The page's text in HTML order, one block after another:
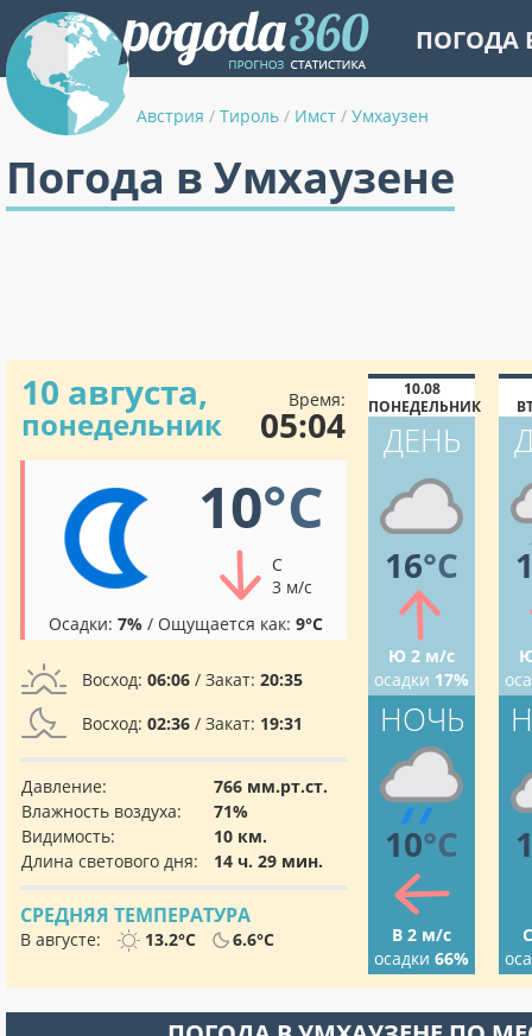
ПОГОДА
Австрия / Тироль / Имст / Умхаузен
Погода в Умхаузене
10 августа,
понедельник
Время:
05:04
10°C
С
3 м/с
Осадки: 7% / Ощущается как: 9°C
Восход: 06:06 / Закат: 20:35
Восход: 02:36 / Закат: 19:31
Давление:
766 мм.рт.ст.
Влажность воздуха:
71%
Видимость:
10 км.
Длина светового дня:
14 ч. 29 мин.
СРЕДНЯЯ ТЕМПЕРАТУРА
В августе: 13.2°C 6.6°C
10.08
ПОНЕДЕЛЬНИК
ДЕНЬ
16°C
Ю 2 м/с
осадки 17%
НОЧЬ
10°C
В 2 м/с
осадки 66%